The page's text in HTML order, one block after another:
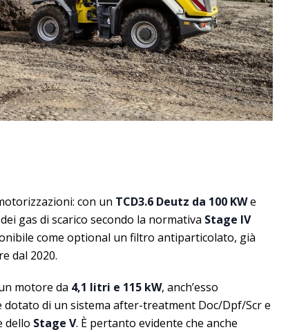
con un TCD3.6 Deutz da 100 KWe
gas di scarico secondo la normativa Stage IV
come optional un filtro antiparticolato, già
dal 2020.
motore da 4,1 litri e 115 kW, anch’esso
dotato di un sistema after-treatment Doc/Dpf/Scr e
dello Stage V. È pertanto evidente che anche